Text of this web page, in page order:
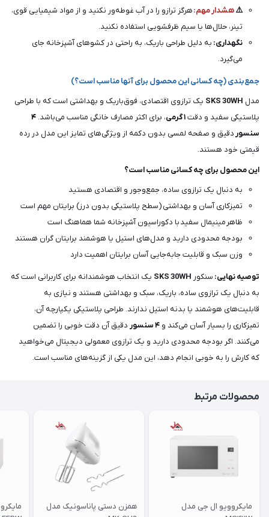
⚠️هشدار مهم:هرگز ترازو را در آب غوطه‌ور نکنید و از مواد شیمیایی قوی،
تینر، حلال‌ها یا سیم ظرفشویی استفاده نکنید.
نگهداری: به دلیل طراحی باریک، به راحتی در کشوهای آشپزخانه جای
می‌گیرد.
جمع‌بندی (چه کسانی این محصول برای آنها مناسب است؟)
مدل SKS 30WH یک ترازوی اقتصادی، فوق‌باریک و بهداشتی است که با طراحی
پلاستیکی سفید و دقت۱ گرمی ، برای اکثر مصارف خانگی مناسب می‌باشد. ۴
سنسور دقیق و صفحه لمسی بدون دکمه از ویژگی‌های تمایز این مدل در رده
قیمتی خود هستند.
این محصول برای چه کسانی مناسب است؟
به دنبال یک ترازوی ساده، جمع‌وجور و اقتصادی هستید
تمیزکاری آسان و بهداشتی (سطح پلاستیکی بدون درز) برایتان مهم است
ظاهر مینیمال سفید با دکوراسیون آشپزخانه شما هماهنگ است
بودجه محدودی دارید و مدل‌های استیل یا هوشمند برایتان گران هستند
وزن سبک و قابلیت جابه‌جایی آسان برایتان اهمیت دارد
توصیه نهایی: سنکور SKS 30WH یک انتخاب هوشمندانه برای کاربرانی است که
به دنبال یک ترازوی ساده، باریک، سبک و بهداشتی هستند و نیازی به
قابلیت‌های هوشمند یا بدنه استیل ندارند. طراحی پلاستیکی یکپارچه آن،
تمیزکاری را بسیار آسان می‌کند و ۴ سنسور
دقیق آن دقت خوبی را تضمین
می‌کنند. اگر بودجه محدودی دارید و یک ترازوی معمولی دیجیتال می‌خواهید
که کارش را به خوبی انجام دهد، این مدل یکی از گزینه‌های مناسب است.
محصولات مرتبط
مایکروویو ال جی مدل
همزن دستی پاناسونیک مدل